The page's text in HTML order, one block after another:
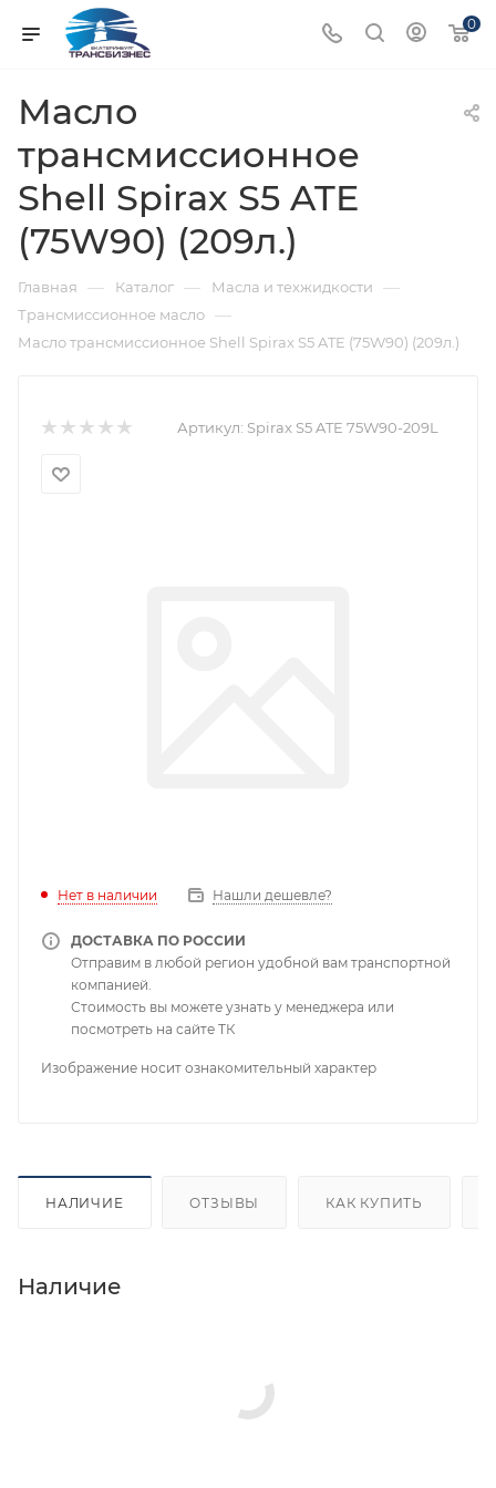
0
Масло
трансмиссионное
Shell Spirax S5 ATE
(75W90) (209л.)
Главная — Каталог — Масла и техжидкости —
Трансмиссионное масло —
Масло трансмиссионное Shell Spirax S5 ATE (75W90) (209л.)
Артикул: Spirax S5 ATE 75W90-209L
Нет в наличии Нашли дешевле?
ДОСТАВКА ПО РОССИИ
Отправим в любой регион удобной вам транспортной
компанией.
Стоимость вы можете узнать у менеджера или
посмотреть на сайте ТК
Изображение носит ознакомительный характер
НАЛИЧИЕ ОТЗЫВЫ КАК КУПИТЬ
Наличие